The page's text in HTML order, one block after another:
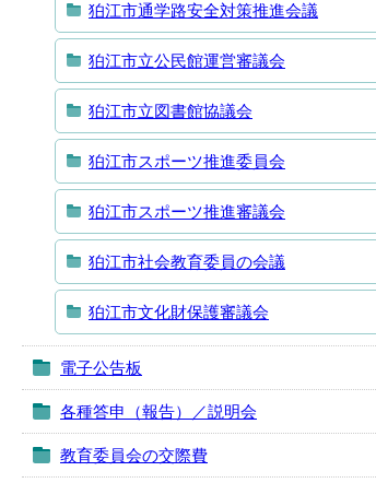
狛江市通学路安全対策推進会議
狛江市立公民館運営審議会
狛江市立図書館協議会
狛江市スポーツ推進委員会
狛江市スポーツ推進審議会
狛江市社会教育委員の会議
狛江市文化財保護審議会
電子公告板
各種答申（報告）／説明会
教育委員会の交際費